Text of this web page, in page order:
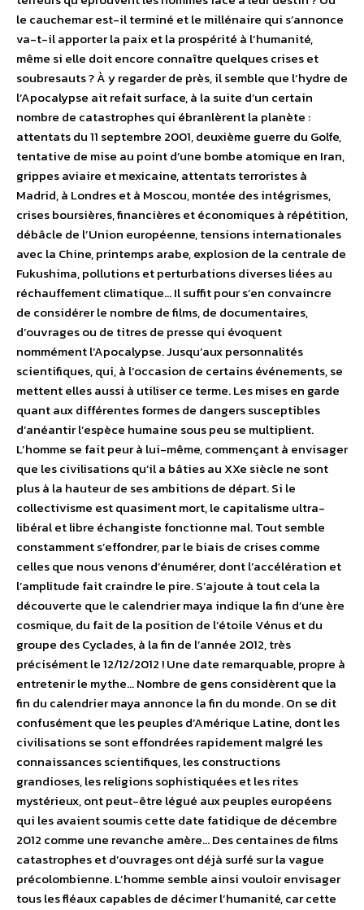
le cauchemar est-il terminé et le millénaire qui s’annonce
va-t-il apporter la paix et la prospérité à l’humanité,
même si elle doit encore connaître quelques crises et
soubresauts ? À y regarder de près, il semble que l’hydre de
l’Apocalypse ait refait surface, à la suite d’un certain
nombre de catastrophes qui ébranlèrent la planète :
attentats du 11 septembre 2001, deuxième guerre du Golfe,
tentative de mise au point d’une bombe atomique en Iran,
grippes aviaire et mexicaine, attentats terroristes à
Madrid, à Londres et à Moscou, montée des intégrismes,
crises boursières, financières et économiques à répétition,
débâcle de l’Union européenne, tensions internationales
avec la Chine, printemps arabe, explosion de la centrale de
Fukushima, pollutions et perturbations diverses liées au
réchauffement climatique… Il suffit pour s’en convaincre
de considérer le nombre de films, de documentaires,
d’ouvrages ou de titres de presse qui évoquent
nommément l’Apocalypse. Jusqu’aux personnalités
scientifiques, qui, à l’occasion de certains événements, se
mettent elles aussi à utiliser ce terme. Les mises en garde
quant aux différentes formes de dangers susceptibles
d’anéantir l’espèce humaine sous peu se multiplient.
L’homme se fait peur à lui-même, commençant à envisager
que les civilisations qu’il a bâties au XXe siècle ne sont
plus à la hauteur de ses ambitions de départ. Si le
collectivisme est quasiment mort, le capitalisme ultra-
libéral et libre échangiste fonctionne mal. Tout semble
constamment s’effondrer, par le biais de crises comme
celles que nous venons d’énumérer, dont l’accélération et
l’amplitude fait craindre le pire. S’ajoute à tout cela la
découverte que le calendrier maya indique la fin d’une ère
cosmique, du fait de la position de l’étoile Vénus et du
groupe des Cyclades, à la fin de l’année 2012, très
précisément le 12/12/2012 ! Une date remarquable, propre à
entretenir le mythe… Nombre de gens considèrent que la
fin du calendrier maya annonce la fin du monde. On se dit
confusément que les peuples d’Amérique Latine, dont les
civilisations se sont effondrées rapidement malgré les
connaissances scientifiques, les constructions
grandioses, les religions sophistiquées et les rites
mystérieux, ont peut-être légué aux peuples européens
qui les avaient soumis cette date fatidique de décembre
2012 comme une revanche amère… Des centaines de films
catastrophes et d’ouvrages ont déjà surfé sur la vague
précolombienne. L’homme semble ainsi vouloir envisager
tous les fléaux capables de décimer l’humanité, car cette